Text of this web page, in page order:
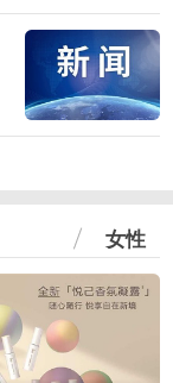
女性